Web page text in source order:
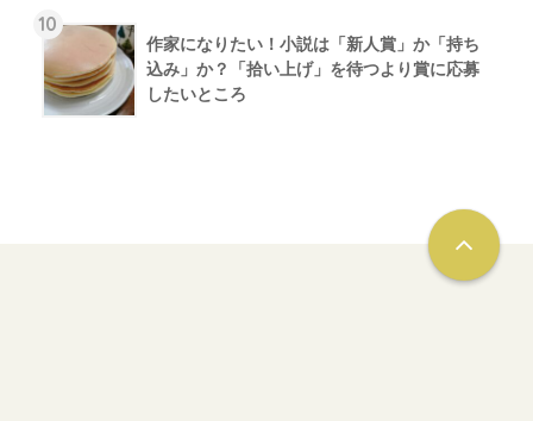
10
作家になりたい！小説は「新人賞」か「持ち
込み」か？「拾い上げ」を待つより賞に応募
したいところ